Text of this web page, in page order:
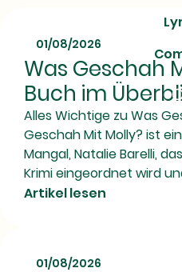
01/08/2026
Was Geschah
Buch im
Alles Wichtige zu Was
Geschah Mit Molly? ist
Mangal, Natalie Barelli,
Krimi eingeordnet wird
Artikel lesen
01/08/2026